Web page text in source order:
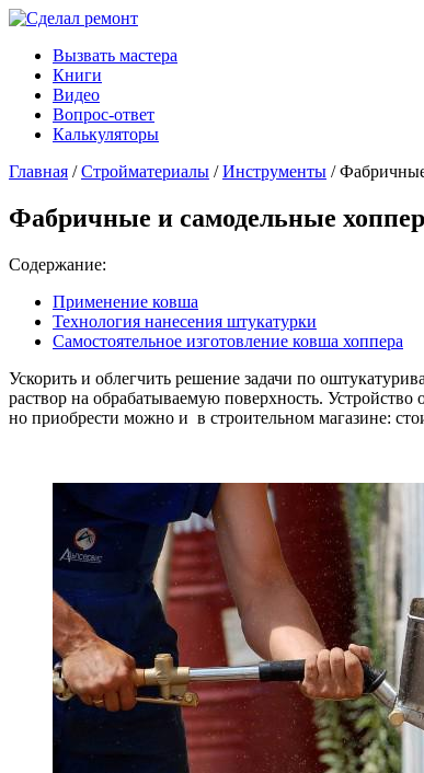
Вызвать мастера
Книги
Видео
Вопрос-ответ
Калькуляторы
Главная /Стройматериалы /Инструменты /
Фабричные и самодельные
Содержание:
Применение ковша
Технология нанесения штукатурки
Самостоятельное изготовление ковша хоппера
Ускорить и облегчить решение задачи по
раствор на обрабатываемую поверхность.
но приобрести можно и в строительном магазине: